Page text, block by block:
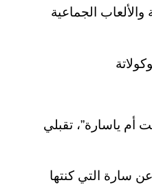
الجماعية
أم ياسارة”، تقبلي
سارة التي كنتها